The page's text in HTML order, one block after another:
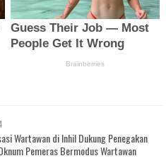
Wartawan di Inhil Dukung Penegakan
Pemeras Bermodus Wartawan